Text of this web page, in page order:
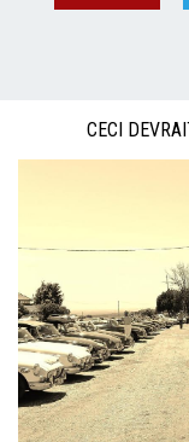
CECI